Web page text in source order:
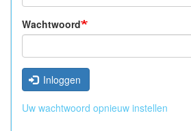
Wachtwoord
Inloggen
Uw wachtwoord opnieuw instellen